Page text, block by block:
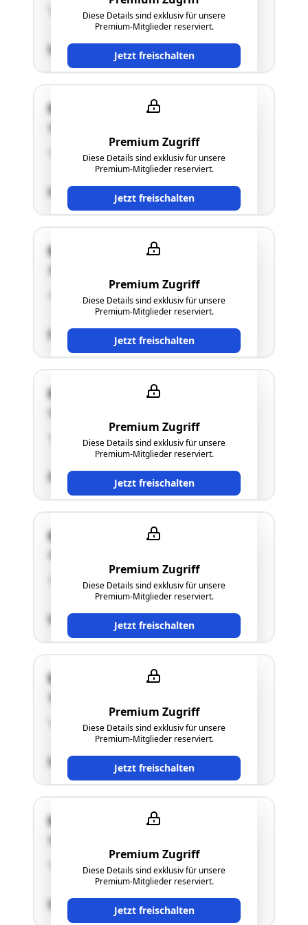
Diese Details sind exklusiv für unsere
Premium-Mitglieder reserviert.
Jetzt freischalten
"siehe Langgutachten"
SCHÄTZWERT
Premium Zugriff
Diese Details sind exklusiv für unsere
Premium-Mitglieder reserviert.
Jetzt freischalten
Macherweg 11
"siehe Langgutachten"
SCHÄTZWERT
Premium Zugriff
Diese Details sind exklusiv für unsere
Premium-Mitglieder reserviert.
Jetzt freischalten
Macherweg 11
"siehe Langgutachten"
SCHÄTZWERT
Premium Zugriff
Diese Details sind exklusiv für unsere
Premium-Mitglieder reserviert.
Jetzt freischalten
Macherweg 11
"siehe Langgutachten"
SCHÄTZWERT
Premium Zugriff
Diese Details sind exklusiv für unsere
Premium-Mitglieder reserviert.
Jetzt freischalten
Macherweg 11
"siehe Langgutachten"
SCHÄTZWERT
Premium Zugriff
Diese Details sind exklusiv für unsere
Premium-Mitglieder reserviert.
Jetzt freischalten
Macherweg 11
"siehe Langgutachten"
SCHÄTZWERT
Premium Zugriff
Diese Details sind exklusiv für unsere
Premium-Mitglieder reserviert.
Jetzt freischalten
Macherweg 11
"siehe Langgutachten"
SCHÄTZWERT